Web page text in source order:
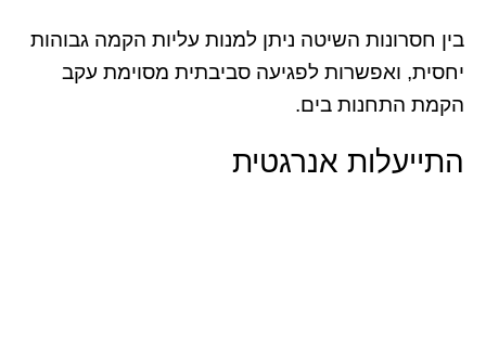
בין חסרונות השיטה ניתן למנות עליות הקמה גבוהות
יחסית, ואפשרות לפגיעה סביבתית מסוימת עקב
הקמת התחנות בים.
התייעלות אנרגטית